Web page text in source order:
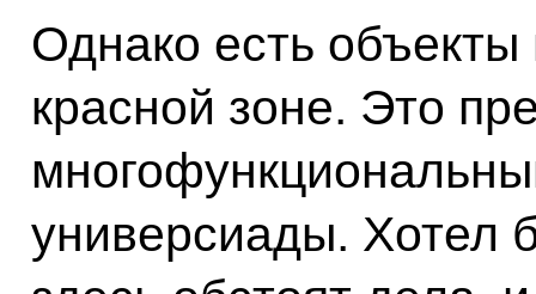
Однако есть
красной зоне. Это
универсиады. Хотел